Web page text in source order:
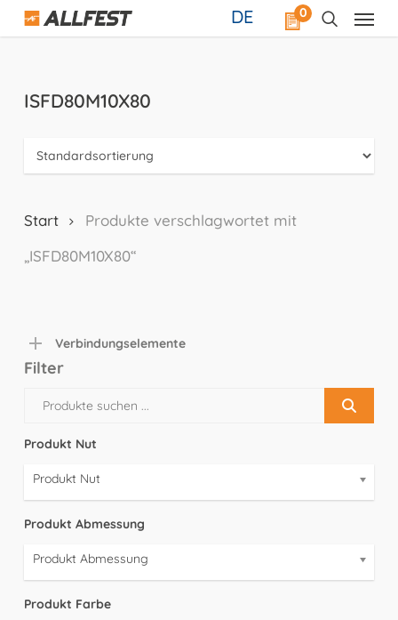
Skip
0
DE
ISFD80M10X80
Start
Produkte verschlagwortet mit
„ISFD80M10X80“
Verbindungselemente
Filter
Produkt Nut
Produkt Nut
Produkt Abmessung
Produkt Abmessung
Produkt Farbe